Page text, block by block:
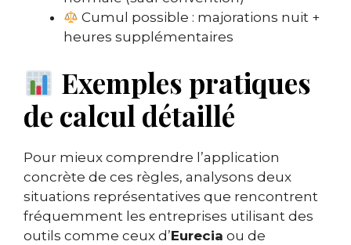
Cumul possible : majorations nuit +
heures supplémentaires
Exemples pratiques
de calcul détaillé
Pour mieux comprendre l’application
concrète de ces règles, analysons deux
situations représentatives que rencontrent
fréquemment les entreprises utilisant des
outils comme ceux d’Eurecia ou de